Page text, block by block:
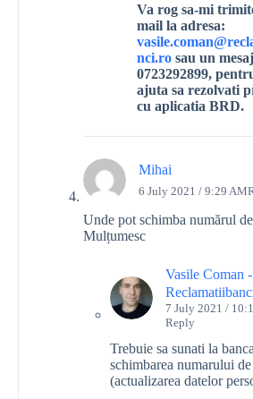
Va rog sa-mi
mail la adresa:
nci.ro sau un
0723292899,
ajuta sa rezolvati
cu aplicatia BRD.
Mihai
6 July 2021 / 9:29 AM
Unde pot schimba numărul
Mulțumesc
Vasile Coman -
7 July 2021 /
Reply
Trebuie sa sunati la
schimbarea numarului
(actualizarea datelor